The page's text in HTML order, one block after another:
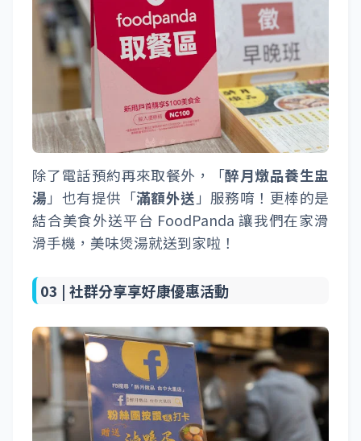
除了電話預約再來取餐外，「醉月燉品養生盅
湯 」也有提供「滿額外送 」服務唷！更棒的是
結合美食外送平台 FoodPanda 讓我們在家滑
滑手機，美味煲湯就送到家啦！
03 |社群分享享好康優惠活動